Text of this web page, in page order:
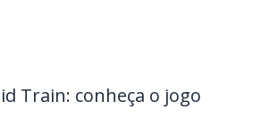
Train: conheça o jogo